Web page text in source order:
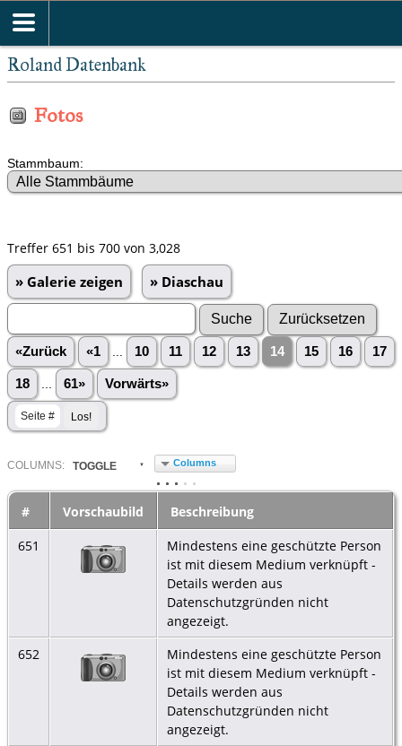
Roland Datenbank
Fotos
Stammbaum:
Treffer 651 bis 700 von 3,028
» Galerie zeigen » Diaschau
«Zurück «1 10 11 12 13 14 15 16 17
18 61» Vorwärts»
COLUMN S: TOGGLE Columns
# Vorschaubild
Beschreibung
651
Mindestens eine geschützte Person
ist mit diesem Medium verknüpft -
Details werden aus
Datenschutzgründen nicht
angezeigt.
652
Mindestens eine geschützte Person
ist mit diesem Medium verknüpft -
Details werden aus
Datenschutzgründen nicht
angezeigt.